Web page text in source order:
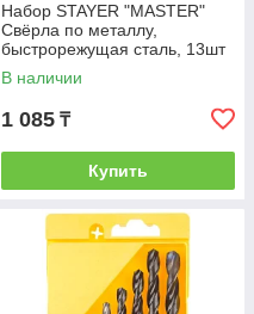
Набор STAYER "MASTER"
Свёрла по металлу,
быстрорежущая сталь, 13шт
В наличии
1 085 ₸
Купить